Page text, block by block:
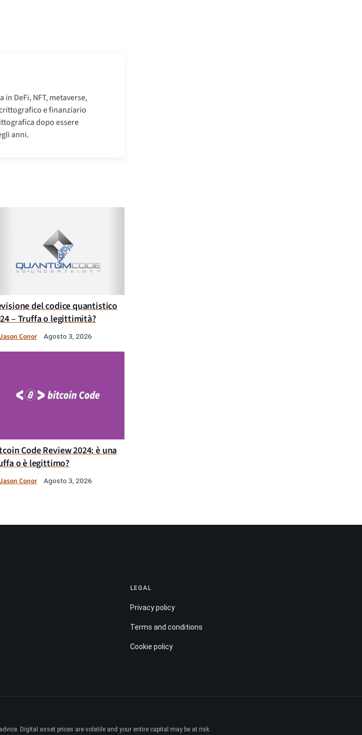
DeFi, NFT, metaverse,
e finanziario
dopo essere
anni.
del codice quantistico
– Truffa o legittimità?
Jason Conor Agosto 3, 2026
Code Review 2024: è una
o è legittimo?
Jason Conor Agosto 3, 2026
LEGAL
Privacy policy
Terms and conditions
Cookie policy
Digital asset prices are volatile and your entire capital may be at risk.